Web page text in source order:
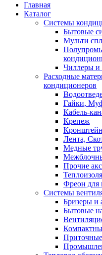
Главная
Каталог
Системы
Бытовые
Мульти
Чиллеры и
Расходные
кондиционеров
Гайки,
Кабель-
Крепеж
Лента,
Медные
Прочие
Фреон для
Системы
Бризеры и
Бытовые
Приточные